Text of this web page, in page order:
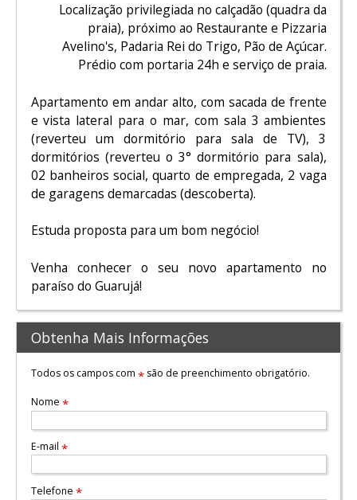
Localização privilegiada no calçadão (quadra da
praia), próximo ao Restaurante e Pizzaria
Avelino's, Padaria Rei do Trigo, Pão de Açúcar.
Prédio com portaria 24h e serviço de praia.
Apartamento em andar alto, com sacada de frente
e vista lateral para o mar, com sala 3 ambientes
(reverteu um dormitório para sala de TV), 3
dormitórios (reverteu o 3° dormitório para sala),
02 banheiros social, quarto de empregada, 2 vaga
de garagens demarcadas (descoberta).
Estuda proposta para um bom negócio!
Venha conhecer o seu novo apartamento no
paraíso do Guarujá!
Obtenha Mais Informações
Todos os campos com *são de preenchimento obrigatório.
Nome *
E-mail *
Telefone *